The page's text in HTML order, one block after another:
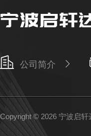
公司简介
Copyright © 2026 宁波启